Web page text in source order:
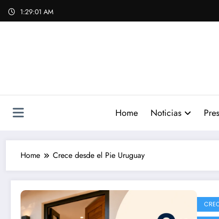
Skip
1:29:02 AM
Home Noticias
Home Crece desde el Pie Uruguay